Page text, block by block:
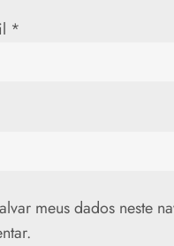
*
meus dados neste